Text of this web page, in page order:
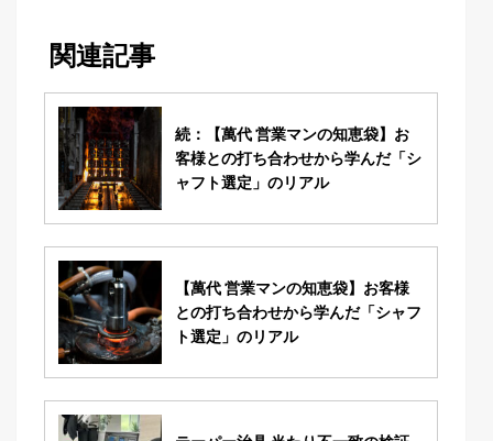
関連記事
続：【萬代 営業マンの知恵袋】お
客様との打ち合わせから学んだ「シ
ャフト選定」のリアル
【萬代 営業マンの知恵袋】お客様
との打ち合わせから学んだ「シャフ
ト選定」のリアル